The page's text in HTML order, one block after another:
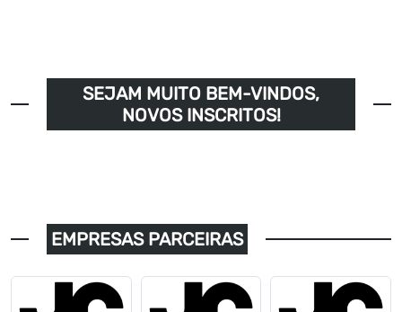
SEJAM MUITO BEM-VINDOS,
NOVOS INSCRITOS!
EMPRESAS PARCEIRAS